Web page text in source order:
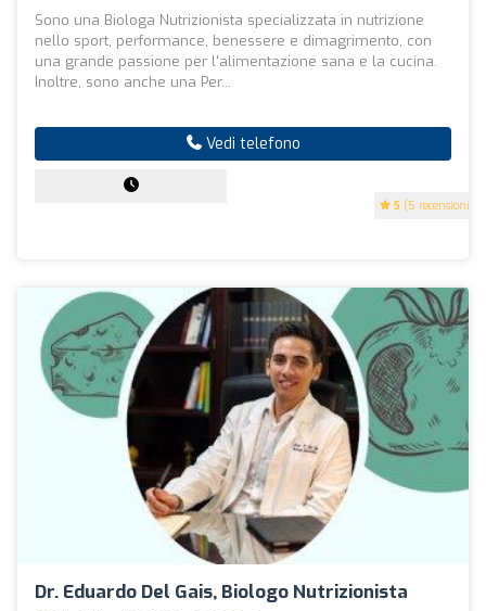
5 (5 recensioni)
Sono una Biologa Nutrizionista specializzata in nutrizione
nello sport, performance, benessere e dimagrimento, con
una grande passione per l'alimentazione sana e la cucina.
Inoltre, sono anche una Per...
Vedi telefono
Dr. Eduardo Del Gais, Biologo Nutrizionista